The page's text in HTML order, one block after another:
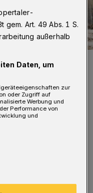
im
werden,
Elephant
gem. Art. 49 Abs. 1 S.
außerhalb
Daten, um
zur
oder Zugriff auf
Werbung und
Performance von
und